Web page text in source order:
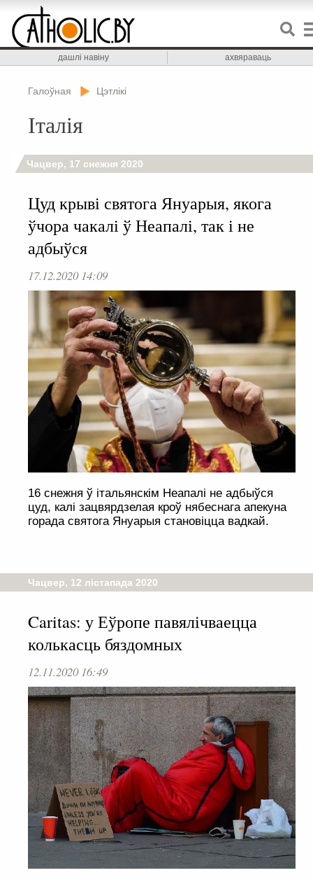
дашлі навіну ахвяраваць
Галоўная Цэтлікі
Італія
Чацвер, 17 снежня 2020
Цуд крыві святога Януарыя, якога
ўчора чакалі ў Неапалі, так і не
адбыўся
17.12.2020 14:09
16 снежня ў італьянскім Неапалі не адбыўся
цуд, калі зацвярдзелая кроў нябеснага апекуна
горада святога Януарыя становіцца вадкай.
Чацвер, 12 лістапада 2020
Caritas: у Еўропе павялічваецца
колькасць бяздомных
12.11.2020 16:49